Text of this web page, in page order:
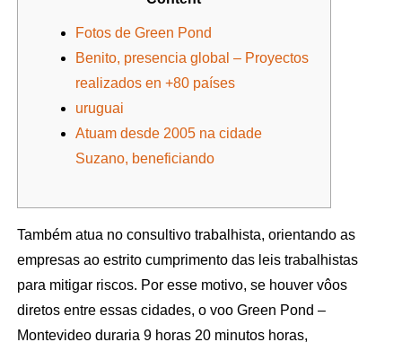
Fotos de Green Pond
Benito, presencia global – Proyectos
realizados en +80 países
uruguai
Atuam desde 2005 na cidade
Suzano, beneficiando
Também atua no consultivo trabalhista, orientando as
empresas ao estrito cumprimento das leis trabalhistas
para mitigar riscos. Por esse motivo, se houver vôos
diretos entre essas cidades, o voo Green Pond –
Montevideo duraria 9 horas 20 minutos horas,